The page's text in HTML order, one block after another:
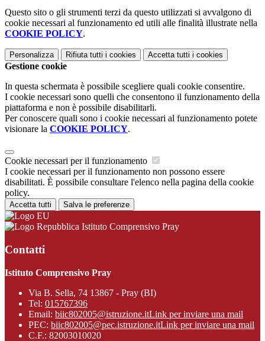
Questo sito o gli strumenti terzi da questo utilizzati si avvalgono di
cookie necessari al funzionamento ed utili alle finalità illustrate nella
COOKIE POLICY.
Personalizza Rifiuta tutti i cookies Accetta tutti i cookies
Gestione cookie
In questa schermata è possibile scegliere quali cookie consentire.
I cookie necessari sono quelli che consentono il funzionamento della
piattaforma e non è possibile disabilitarli.
Per conoscere quali sono i cookie necessari al funzionamento potete
visionare la COOKIE POLICY.
Cookie necessari per il funzionamento
I cookie necessari per il funzionamento non possono essere
disabilitati. È possibile consultare l'elenco nella pagina della cookie
policy.
Accetta tutti Salva le preferenze
Istituto Comprensivo Pray
Contatti
Istituto Comprensivo Pray
Via B. Sella, 74 13867 - Pray (BI)
Tel: 015767396
Email: biic802005@istruzione.itLink per inviare una mail
PEC: biic802005@pec.istruzione.itLink per inviare una mail
C.F.: 82003010020